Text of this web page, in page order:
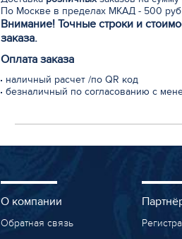
По Москве в пределах МКАД - 500
Внимание! Точные строки и
заказа.
Оплата заказа
наличный расчет /по QR код
безналичный по согласованию с
О компании
Обратная связь